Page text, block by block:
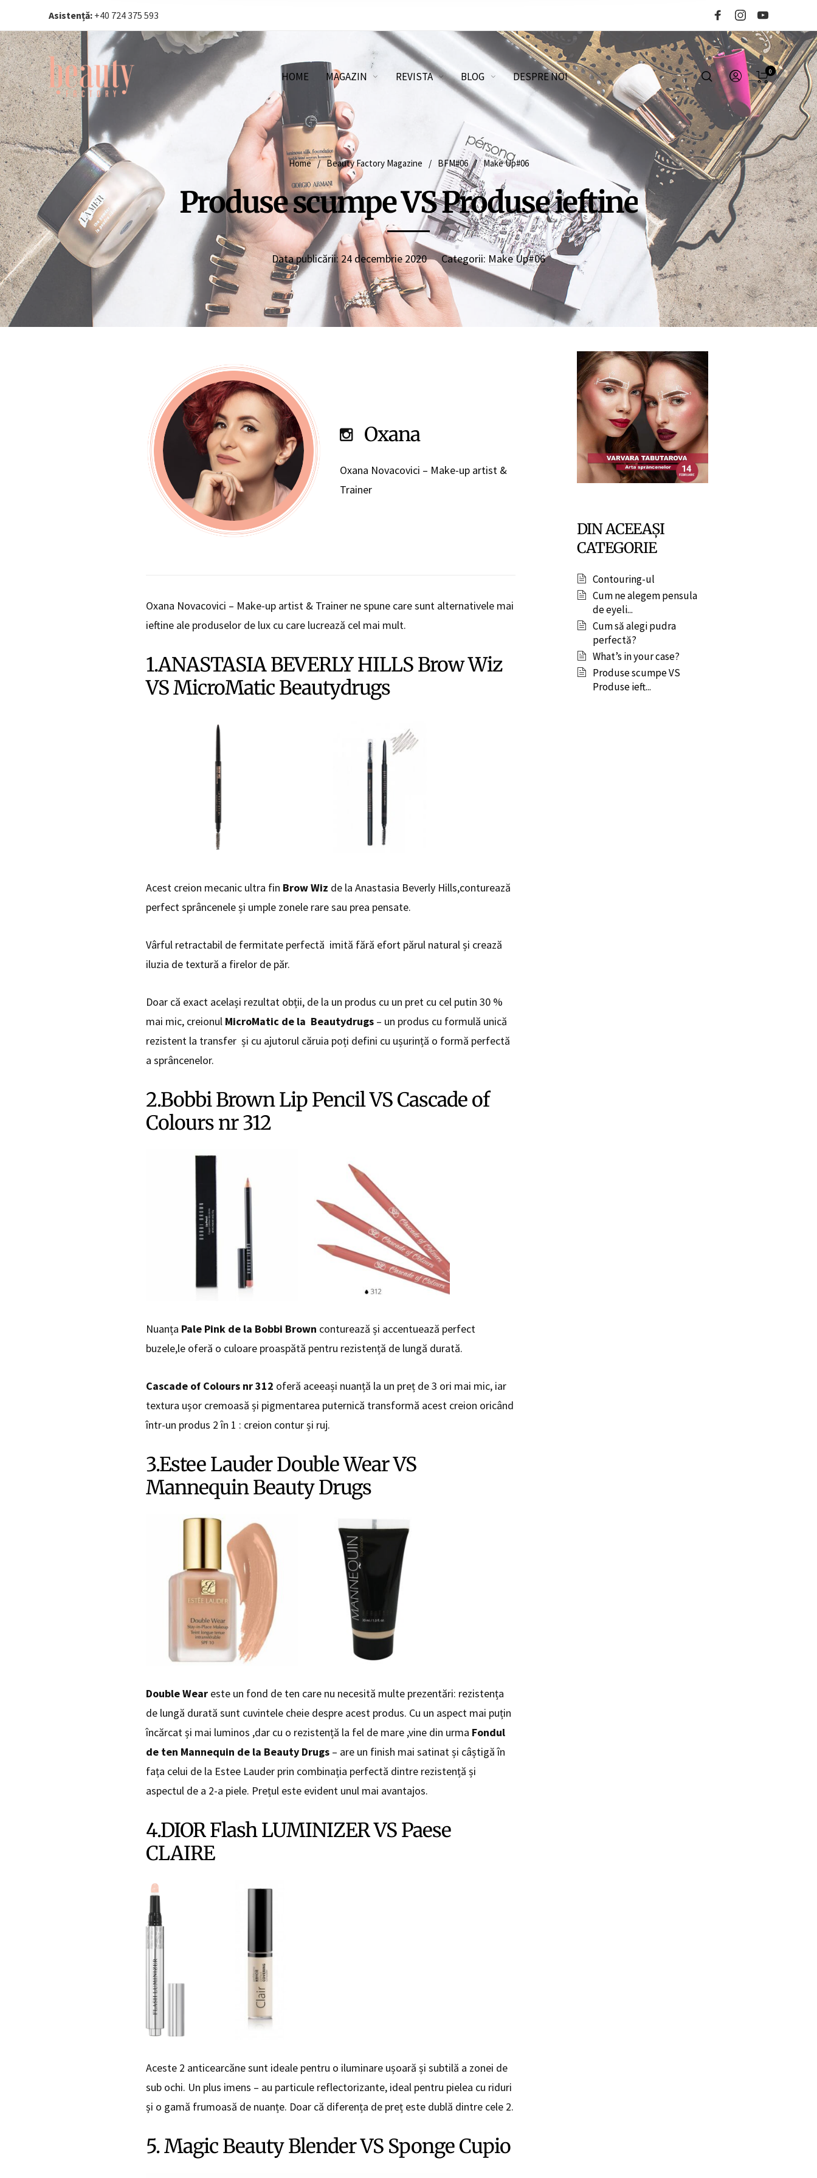
Asistență: +40 724 375 593‬
HOME MAGAZIN REVISTA BLOG DESPRE NOI 0
Home / Beauty Factory Magazine / BFM#06 / Make Up#06
Produse scumpe VS Produse ieftine
Data publicării:24 decembrie 2020 Categorii: Make Up#06
Oxana
Oxana Novacovici – Make-up artist &
Trainer
Oxana Novacovici – Make-up artist & Trainer ne spune care sunt alternativele mai
ieftine ale produselor de lux cu care lucrează cel mai mult.
1.ANASTASIA BEVERLY HILLS Brow Wiz
VS MicroMatic Beautydrugs
Acest creion mecanic ultra fin Brow Wiz de la Anastasia Beverly Hills,conturează
perfect sprâncenele și umple zonele rare sau prea pensate.
Vârful retractabil de fermitate perfectă imită fără efort părul natural și crează
iluzia de textură a firelor de păr.
Doar că exact același rezultat obții, de la un produs cu un pret cu cel putin 30 %
mai mic, creionul MicroMatic de la Beautydrugs– un produs cu formulă unică
rezistent la transfer și cu ajutorul căruia poți defini cu ușurință o formă perfectă
a sprâncenelor.
2.Bobbi Brown Lip Pencil VS Cascade of
Colours nr 312
Nuanța Pale Pink de la Bobbi Brown conturează și accentuează perfect
buzele,le oferă o culoare proaspătă pentru rezistență de lungă durată.
Cascade of Colours nr 312 oferă aceeași nuanță la un preț de 3 ori mai mic, iar
textura ușor cremoasă și pigmentarea puternică transformă acest creion oricând
într-un produs 2 în 1 : creion contur și ruj.
3.Estee Lauder Double Wear VS
Mannequin Beauty Drugs
Double Weareste un fond de ten care nu necesită multe prezentări: rezistența
de lungă durată sunt cuvintele cheie despre acest produs. Cu un aspect mai puțin
încărcat și mai luminos ,dar cu o rezistență la fel de mare ,vine din urma Fondul
de ten Mannequin de la Beauty Drugs– are un finish mai satinat și câștigă în
fața celui de la Estee Lauder prin combinația perfectă dintre rezistență și
aspectul de a 2-a piele. Prețul este evident unul mai avantajos.
4.DIOR Flash LUMINIZER VS Paese
CLAIRE
Aceste 2 anticearcăne sunt ideale pentru o iluminare ușoară și subtilă a zonei de
sub ochi. Un plus imens – au particule reflectorizante, ideal pentru pielea cu riduri
și o gamă frumoasă de nuanțe. Doar că diferența de preț este dublă dintre cele 2.
5. Magic Beauty Blender VS Sponge Cupio
DIN ACEEAȘI
CATEGORIE
Contouring-ul
Cum ne alegem pensula
de eyeli...
Cum să alegi pudra
perfectă?
What’s in your case?
Produse scumpe VS
Produse ieft...